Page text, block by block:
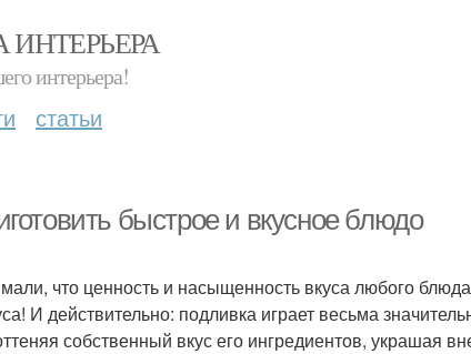
интерьера!
статьи
быстрое и вкусное блюдо
что ценность и насыщенность вкуса любого
И действительно: подливка играет весьма
собственный вкус его ингредиентов, украшая